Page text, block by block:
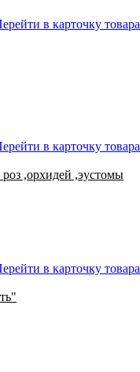
в карточку товара
в карточку товара
,орхидей ,эустомы
в карточку товара